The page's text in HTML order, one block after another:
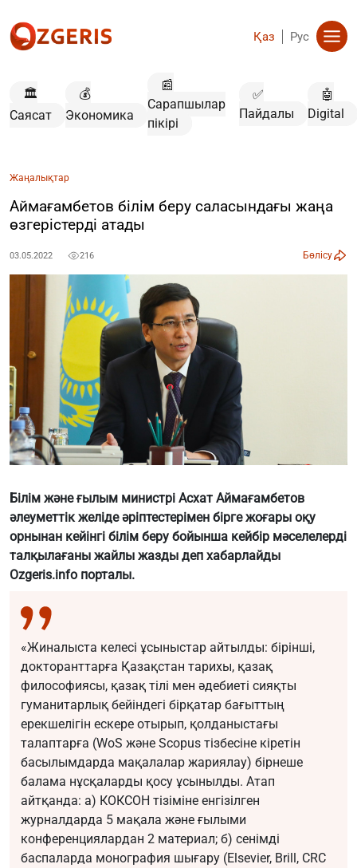
Қаз Рус
🏛️
Саясат
💰
Экономика
📰
Сарапшылар
пікірі
✅
Пайдалы
🤖
Digital
Жаңалықтар
Аймағамбетов білім беру саласындағы жаңа
өзгерістерді атады
03.05.2022 216 Бөлісу
Білім және ғылым министрі Асхат Аймағамбетов
әлеуметтік желіде әріптестерімен бірге жоғары оқу
орнынан кейінгі білім беру бойынша кейбір мәселелерді
талқылағаны жайлы жазды деп хабарлайды
Ozgeris.info порталы.
«Жиналыста келесі ұсыныстар айтылды: бірінші,
докторанттарға Қазақстан тарихы, қазақ
философиясы, қазақ тілі мен әдебиеті сияқты
гуманитарлық бейіндегі бірқатар бағыттың
ерекшелігін ескере отырып, қолданыстағы
талаптарға (WоS және Scopus тізбесіне кіретін
басылымдарда мақалалар жариялау) бірнеше
балама нұсқаларды қосу ұсынылды. Атап
айтқанда: а) КОКСОН тізіміне енгізілген
журналдарда 5 мақала және ғылыми
конференциялардан 2 материал; б) сенімді
баспаларда монография шығару (Elsevier, Brill, CRC